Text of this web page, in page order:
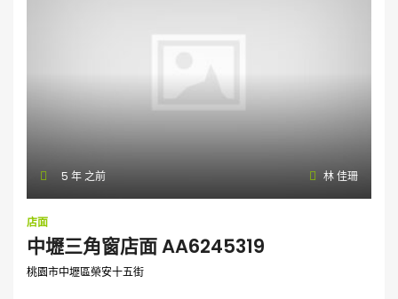
5 年 之前 林 佳珊
店面
中壢三角窗店面 AA6245319
桃園市中壢區榮安十五街